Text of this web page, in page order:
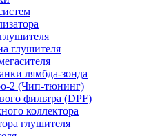
глушителя
лямбда-зонда
2 (Чип-тюнинг)
фильтра (DPF)
коллектора
глушителя